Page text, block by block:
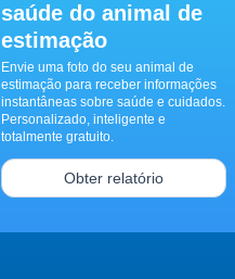
saúde do animal de
estimação
Envie uma foto do seu animal de
estimação para receber informações
instantâneas sobre saúde e cuidados.
Personalizado, inteligente e
totalmente gratuito.
Obter relatório